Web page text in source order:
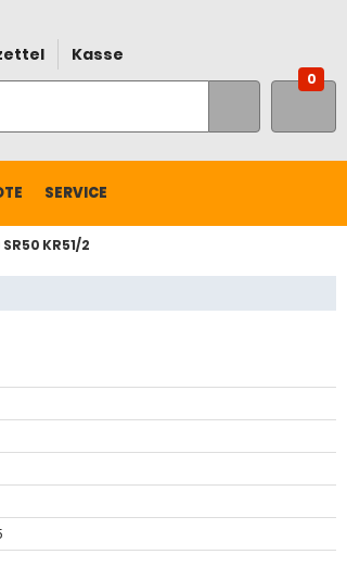
Kasse
0
SERVICE
KR51/2